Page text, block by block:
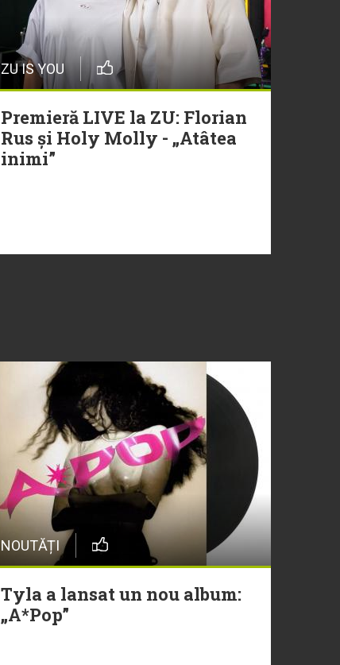
ZU IS YOU
Premieră LIVE la ZU: Florian
Rus și Holy Molly - „Atâtea
inimi”
NOUTĂȚI
Tyla a lansat un nou album:
„A*Pop”